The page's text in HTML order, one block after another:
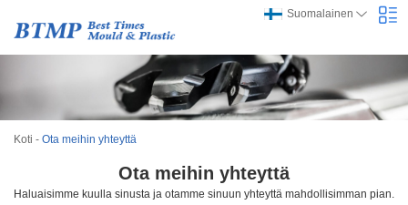
Suomalainen
Koti - Ota meihin yhteyttä
Ota meihin yhteyttä
Haluaisimme kuulla sinusta ja otamme sinuun yhteyttä mahdollisimman pian.